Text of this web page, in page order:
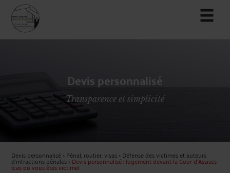
Devis personnalisé
Transparence et simplicité
Devis personnalisé>Pénal, routier, visas>Défense des victimes et auteurs
d'infractions pénales>Devis personnalisé : Jugement devant la Cour d'Assises
(cas où vous êtes victime)